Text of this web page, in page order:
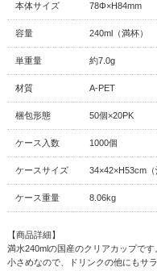
本体サイズ 78Φ×H84mm
容量 240ml（満杯）
単重量 約7.0g
材質 A-PET
梱包形態 50個×20PK
ケース入数 1000個
ケースサイズ 34×42×H53cm（
ケース重量 8.06kg
【商品詳細】
満水240mlの国産のクリアカップです
小さめなので、ドリンクの他にもサ